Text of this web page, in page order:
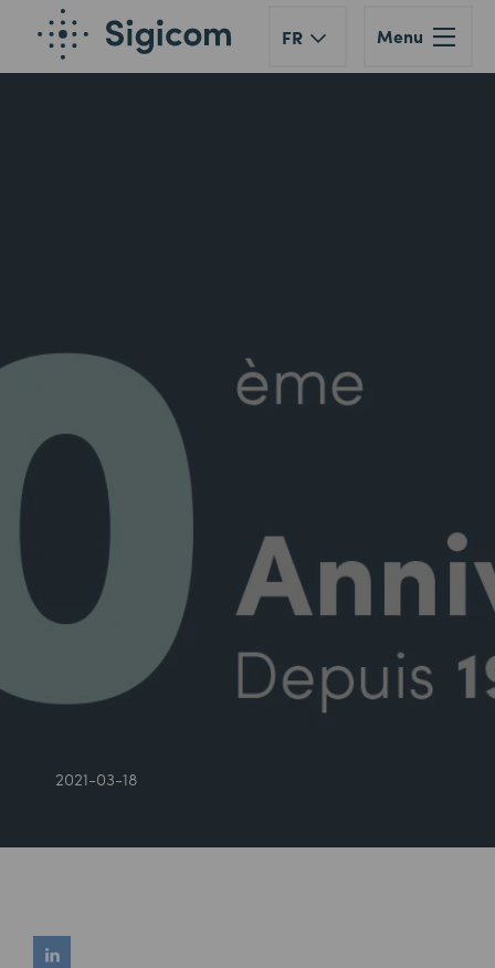
FR Menu
2021-03-18